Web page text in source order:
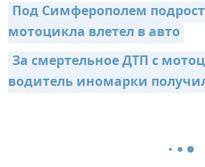
Под Симферополем
мотоцикла влетел в авто
За смертельное ДТП с
водитель иномарки